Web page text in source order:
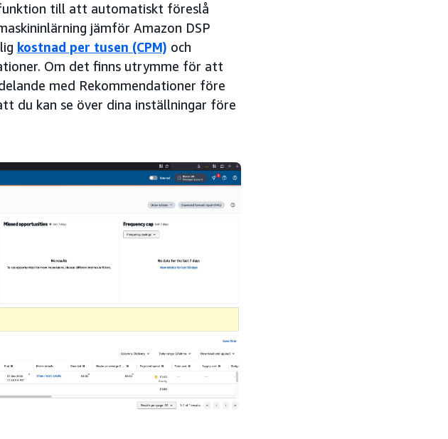
till att automatiskt föreslå
jämför Amazon DSP
kostnad per tusen (CPM) och
Om det finns utrymme för att
med Rekommendationer före
du kan se över dina inställningar före